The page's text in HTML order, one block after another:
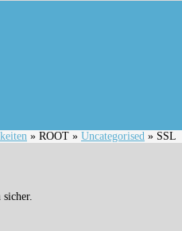
» ROOT » Uncategorised » SSL